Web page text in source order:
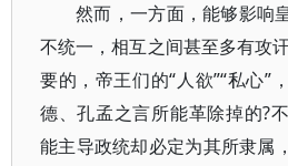
然而，一方面，能够影响
不统一，相互之间甚至多有攻
要的，帝王们的“人欲”“私心”
德、孔孟之言所能革除掉的?
能主导政统却必定为其所隶属